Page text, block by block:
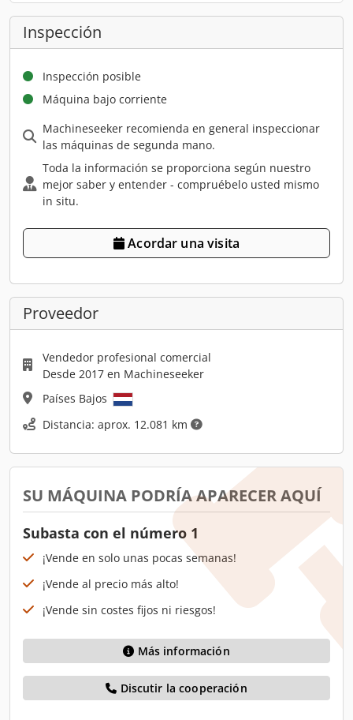
Inspección
Inspección posible
Máquina bajo corriente
Machineseeker recomienda en general inspeccionar
las máquinas de segunda mano.
Toda la información se proporciona según nuestro
mejor saber y entender - compruébelo usted mismo
in situ.
Acordar una visita
Proveedor
Vendedor profesional comercial
Desde 2017 en Machineseeker
Países Bajos
Distancia: aprox. 12.081 km
SU MÁQUINA PODRÍA APARECER AQUÍ
Subasta con el número 1
¡Vende en solo unas pocas semanas!
¡Vende al precio más alto!
¡Vende sin costes fijos ni riesgos!
Más información
Discutir la cooperación